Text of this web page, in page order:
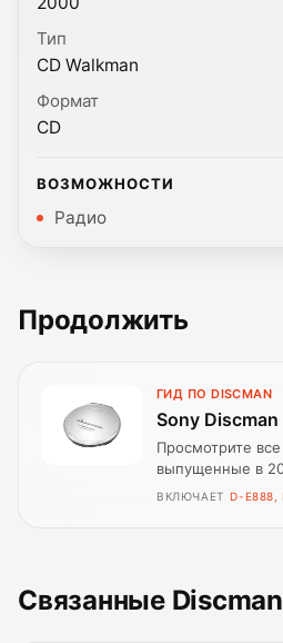
Тип
CD Walkman
Формат
CD
ВОЗМОЖНОСТИ
Радио
Продолжить
ГИД ПО DISCMAN
Sony
Просмотрите
выпущенные в
ВКЛЮЧАЕТ D-E888,
Связанные Discman